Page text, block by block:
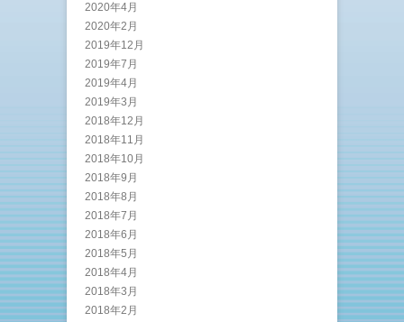
2020年4月
2020年2月
2019年12月
2019年7月
2019年4月
2019年3月
2018年12月
2018年11月
2018年10月
2018年9月
2018年8月
2018年7月
2018年6月
2018年5月
2018年4月
2018年3月
2018年2月